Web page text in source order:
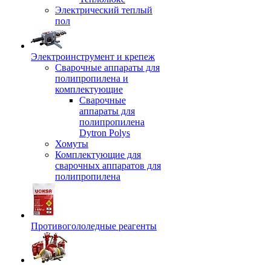
Электрический теплый
пол
Электроинструмент и крепеж
Сварочные аппараты для
полипропилена и
комплектующие
Сварочные
аппараты для
полипропилена
Dytron Polys
Хомуты
Комплектующие для
сварочных аппаратов для
полипропилена
Противогололедные реагенты